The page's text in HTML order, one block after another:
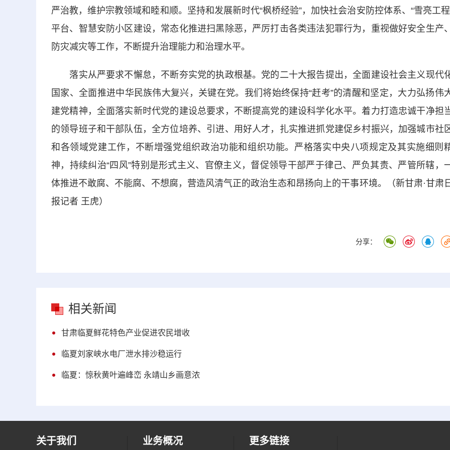
严治教，维护宗教领域和睦和顺。坚持和发展新时代“枫桥经验”，加快社会治安防控体系、“雪亮工程
平台、智慧安防小区建设，常态化推进扫黑除恶，严厉打击各类违法犯罪行为，重视做好安全生产、
防灾减灾等工作，不断提升治理能力和治理水平。
落实从严要求不懈怠，不断夯实党的执政根基。党的二十大报告提出，全面建设社会主义现代
国家、全面推进中华民族伟大复兴，关键在党。我们将始终保持“赶考”的清醒和坚定，大力弘扬伟
建党精神，全面落实新时代党的建设总要求，不断提高党的建设科学化水平。着力打造忠诚干净担
的领导班子和干部队伍，全方位培养、引进、用好人才，扎实推进抓党建促乡村振兴，加强城市社
和各领域党建工作，不断增强党组织政治功能和组织功能。严格落实中央八项规定及其实施细则
神，持续纠治“四风”特别是形式主义、官僚主义，督促领导干部严于律己、严负其责、严管所辖，
体推进不敢腐、不能腐、不想腐，营造风清气正的政治生态和昂扬向上的干事环境。（新甘肃·甘肃
报记者 王虎）
分享：
相关新闻
甘肃临夏鲜花特色产业促进农民增收
临夏刘家峡水电厂泄水排沙稳运行
临夏：惊秋黄叶遍峰峦 永靖山乡画意浓
关于我们 业务概况 更多链接